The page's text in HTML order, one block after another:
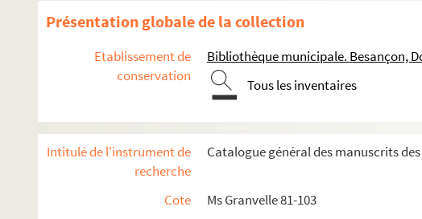
Présentation globale de la collection
Etablissement de
conservation
Bibliothèque municipale. Besançon,
Tous les inventaires
Intitulé de l'instrument de
recherche
Catalogue général des manuscrits
Cote
Ms Granvelle 81-103
278. Claude de Rye à M. de Vergy. Bruxelles, 30 avril 1622
282. Fr. de Voisey, dit de Cléron, à M. de Vergy. Bruxelles, 11 mai 1622
284. Ambr. Spinola à M. de Vergy. Bruxelles, 13 mai 1622. Copie signée
288. M. d'Andelot à M. de Vergy. Bruxelles, 14 et 26 mai 1622
292. Louis-Fr. de Verreyken à M. de Vergy. Bruxelles, 28 mai 1622.